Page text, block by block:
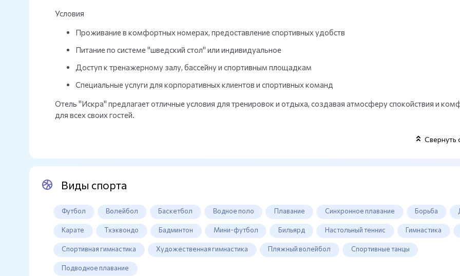
Условия
Проживание в комфортных номерах, предоставление спортивных удобств
Питание по системе "шведский стол" или индивидуальное
Доступ к тренажерному залу, бассейну и спортивным площадкам
Специальные услуги для корпоративных клиентов и спортивных команд
Отель "Искра" предлагает отличные условия для тренировок и отдыха, создавая атмосферу спокойствия и
для всех своих гостей.
Свернуть
Виды спорта
Футбол Волейбол Баскетбол Водное поло Плавание Синхронное плавание Борьба
Карате Тхэквондо Бадминтон Мини-футбол Бильярд Настольный теннис Гимнастика
Спортивная гимнастика Художественная гимнастика Пляжный волейбол Спортивные танцы
Подводное плавание